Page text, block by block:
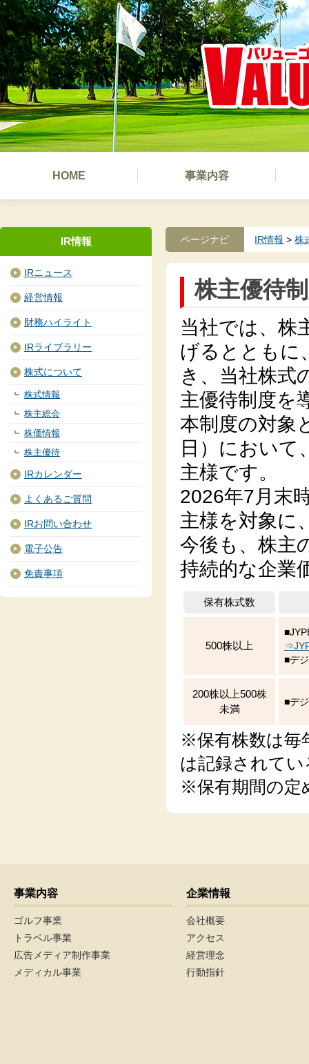
HOME 事業内容
IR情報
IRニュース
経営情報
財務ハイライト
IRライブラリー
株式について
株式情報
株主総会
株価情報
株主優待
IRカレンダー
よくあるご質問
IRお問い合わせ
電子公告
免責事項
ページナビ IR情報 > 株
株主優待
当社では、株
げるとともに
き、当社株式
主優待制度を
本制度の対象
日）において
主様です。
2026年7月末
主様を対象に
今後も、株主
持続的な企業
保有株式数
500株以上
■デ
200株以上500株
未満
■デ
※保有株数は毎
は記録されて
※保有期間の定
事業内容
ゴルフ事業
トラベル事業
広告メディア制作事業
メディカル事業
企業情報
会社概要
アクセス
経営理念
行動指針